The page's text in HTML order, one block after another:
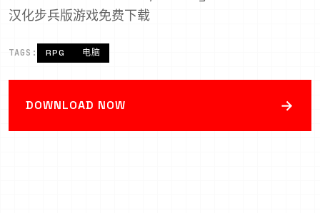
汉化步兵版游戏免费下载
TAGS: RPG 电脑
DOWNLOAD NOW →